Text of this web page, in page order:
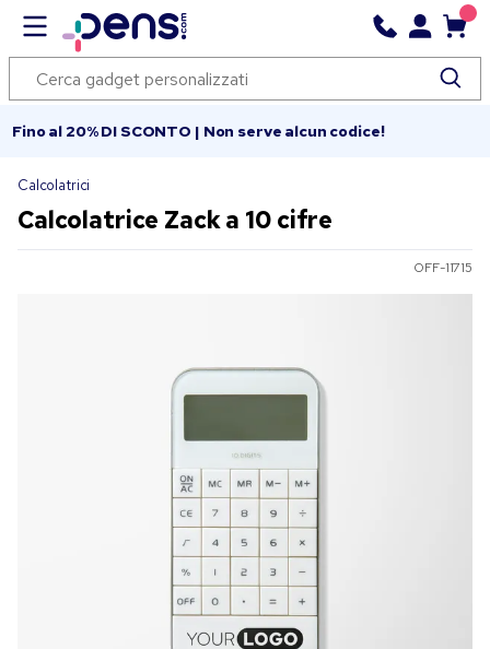
Fino al 20% DI SCONTO | Non serve alcun codice!
Calcolatrici
Calcolatrice Zack a 10 cifre
OFF-11715